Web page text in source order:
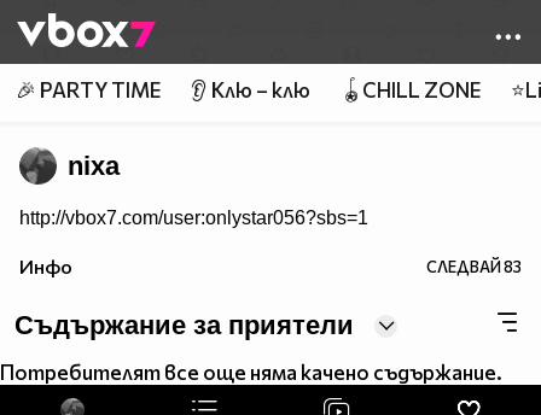
👾
🎉 PARTY TIME 👂 Клю – клю 🪀CHILL ZONE
nixa
http://vbox7.com/user:onlystar056?sbs=1
Инфо СЛЕДВАЙ83
Съдържание за приятели
Потребителят все още няма качено съдържание.